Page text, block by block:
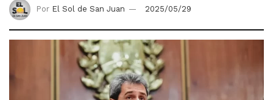
Por El Sol de San Juan 2025/05/29